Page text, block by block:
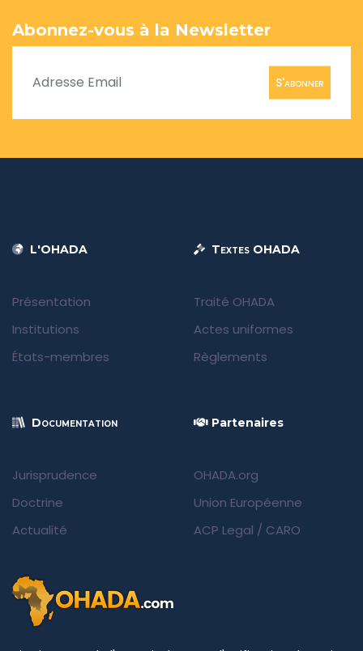
Abonnez-vous à la Newsletter
S'abonner
L'OHADA
Présentation
Institutions
États-membres
Textes OHADA
Traité OHADA
Actes uniformes
Règlements
Documentation
Jurisprudence
Doctrine
Actualité
Partenaires
OHADA.org
Union Européenne
ACP Legal / CARO